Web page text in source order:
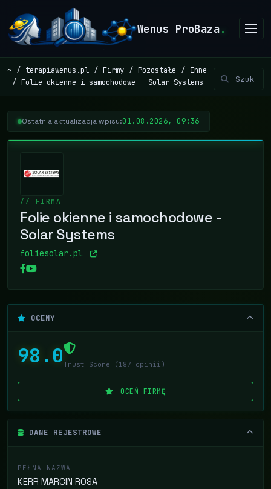
Wenus ProBaza.
~ terapiawenus.pl Firmy Pozostałe
Inne
Folie okienne i samochodowe - Solar Systems
Ostatnia aktualizacja wpisu:01.08.2026, 09:36
// FIRMA
Folie okienne i samochodowe -
Solar Systems
foliesolar.pl
OCENY
98.0 Trust Score (187 opinii)
OCEŃ FIRMĘ
DANE REJESTROWE
PEŁNA NAZWA
KERR MARCIN ROSA